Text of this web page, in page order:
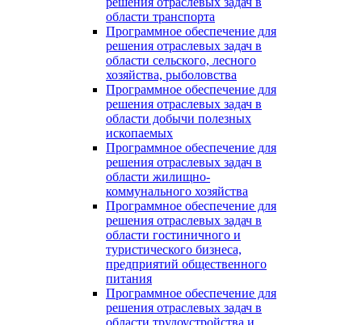
области транспорта
Программное обеспечение для
решения отраслевых задач в
области сельского, лесного
хозяйства, рыболовства
Программное обеспечение для
решения отраслевых задач в
области добычи полезных
ископаемых
Программное обеспечение для
решения отраслевых задач в
области жилищно-
коммунального хозяйства
Программное обеспечение для
решения отраслевых задач в
области гостиничного и
туристического бизнеса,
предприятий общественного
питания
Программное обеспечение для
решения отраслевых задач в